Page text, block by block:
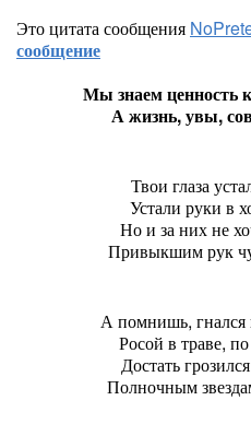
Это цитата сообщения
сообщение
Мы знаем ценность
А жизнь, увы,
Твои глаза
Устали руки в
Но и за них не
Привыкшим рук
А помнишь, гнался
Росой в траве,
Достать
Полночным